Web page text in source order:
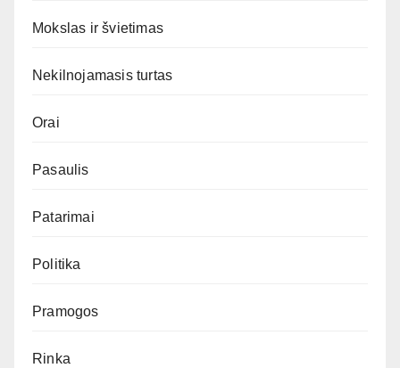
Mokslas ir švietimas
Nekilnojamasis turtas
Orai
Pasaulis
Patarimai
Politika
Pramogos
Rinka